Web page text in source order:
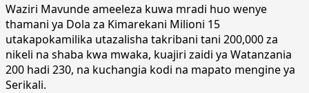
Waziri Mavunde ameeleza kuwa mradi huo wenye
thamani ya Dola za Kimarekani Milioni 15
utakapokamilika utazalisha takribani tani 200,000 za
nikeli na shaba kwa mwaka, kuajiri zaidi ya Watanzania
200 hadi 230, na kuchangia kodi na mapato mengine ya
Serikali.